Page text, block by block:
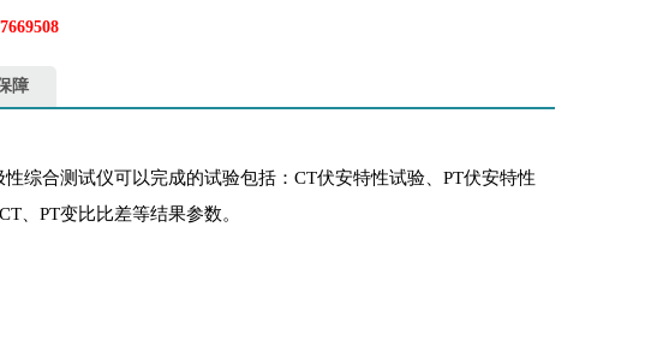
障
综合测试仪可以完成的试验包括：CT伏安特性试验、PT伏安特性
、PT变比比差等结果参数。